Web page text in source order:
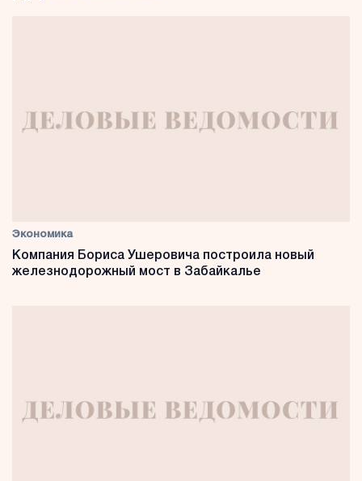
Экономика
Компания Бориса Ушеровича построила новый
железнодорожный мост в Забайкалье